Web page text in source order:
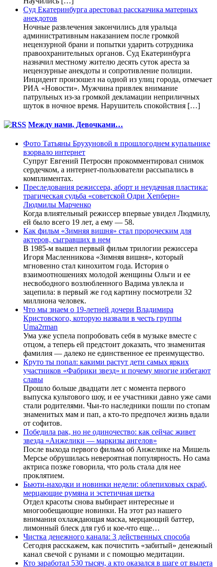
Суд Екатеринбурга арестовал рассказчика матерных
анекдотов
Ночные развлечения закончились для уральца
административным наказанием после громкой
нецензурной брани и попытки ударить сотрудника
правоохранительных органов. Суд Екатеринбурга
назначил местному жителю десять суток ареста за
нецензурные анекдоты и сопротивление полиции.
Инцидент произошел на одной из улиц города, отмечает
РИА «Новости». Мужчина привлек внимание
патрульных из-за громкой декламации неприличных
шуток в ночное время. Нарушитель спокойствия […]
Между нами, Девочками…
Фото Татьяны Брухуновой в прошлогоднем купальнике
взорвало интернет
Супруг Евгений Петросян прокомментировал снимок
сердечком, а интернет-пользователи рассыпались в
комплиментах.
Преследования режиссера, аборт и неудачная пластика:
трагическая судьба «советской Одри Хепберн»
Людмилы Марченко
Когда влиятельный режиссер впервые увидел Людмилу,
ей было всего 19 лет, а ему — 58.
Как фильм «Зимняя вишня» стал пророческим для
актеров, сыгравших в нем
В 1985-м вышел первый фильм трилогии режиссера
Игоря Масленникова «Зимняя вишня», который
мгновенно стал кинохитом года. История о
взаимоотношениях молодой женщины Ольги и ее
несвободного возлюбленного Вадима увлекла и
зацепила: в первый же год картину посмотрели 32
миллиона человек.
Что мы знаем о 19-летней дочери Владимира
Кристовского, которую назвали в честь группы
Uma2rman
Ума уже успела попробовать себя в музыке вместе с
отцом, а теперь ей предстоит доказать, что знаменитая
фамилия — далеко не единственное ее преимущество.
Круто ты попал: какими растут дети самых ярких
участников «Фабрики звезд» и почему многие избегают
славы
Прошло больше двадцати лет с момента первого
выпуска культового шоу, и ее участники давно уже сами
стали родителями. Чьи-то наследники пошли по стопам
знаменитых мам и пап, а кто-то предпочел жизнь вдали
от софитов.
Победила рак, но не одиночество: как сейчас живет
звезда «Анжелики — маркизы ангелов»
После выхода первого фильма об Анжелике на Мишель
Мерсье обрушилась невероятная популярность. Но сама
актриса позже говорила, что роль стала для нее
проклятием.
Бьюти-находки и новинки недели: облепиховых скраб,
мерцающие румяна и эстетичная щетка
Отдел красоты снова выбирает интересные и
многообещающие новинки. На этот раз нашего
внимания охлаждающая маска, мерцающий баттер,
лимонный блеск для губ и кое-что еще…
Чистка денежного канала: 3 действенных способа
Сегодня расскажем, как почистить «забитый» денежный
канал свечой с рунами и с помощью медитации.
Кто заработал 530 тысяч, а кто оказался в шаге от вылета